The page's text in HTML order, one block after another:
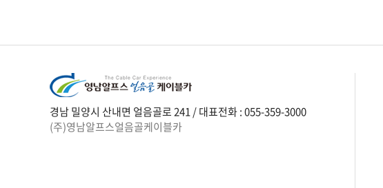
경남 밀양시 산내면 얼음골로 241 / 대표전화 : 055-359-3000
(주)영남알프스얼음골케이블카